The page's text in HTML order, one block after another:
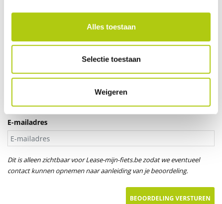
Alles toestaan
Selectie toestaan
Weigeren
Aanspreektitel *
Uw naam
E-mailadres
Dit is alleen zichtbaar voor Lease-mijn-fiets.be zodat we eventueel
contact kunnen opnemen naar aanleiding van je beoordeling.